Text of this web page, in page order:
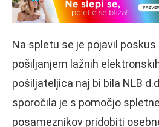
Na spletu se je pojavil poskus
pošiljanjem lažnih
pošiljateljica naj bi bila NLB
sporočila je s pomočjo
posameznikov pridobiti